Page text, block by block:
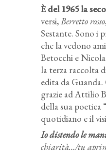
È del 1965 la
versi,Berretto rosso
Sestante. Sono i
che la vedono
Betocchi e Nicola
la terza raccolta
edita da
grazie ad Attilio
della sua
quotidiano e il
Io distendo le
chiarità…/tu